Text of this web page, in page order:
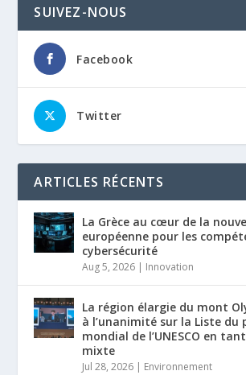
SUIVEZ-NOUS
Facebook
Twitter
ARTICLES RÉCENTS
La Grèce au cœur de la
européenne pour les
cybersécurité
Aug 5, 2026 | Innovation
La région élargie du mont
à l’unanimité sur la Liste
mondial de l’UNESCO en
mixte
Jul 28, 2026 | Environnement